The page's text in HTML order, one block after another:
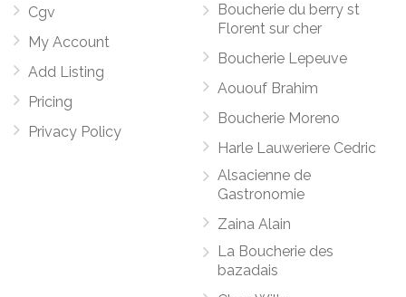
Cgv
My Account
Add Listing
Pricing
Privacy Policy
Boucherie du berry st
Florent sur cher
Boucherie Lepeuve
Aououf Brahim
Boucherie Moreno
Harle Lauweriere Cedric
Alsacienne de
Gastronomie
Zaina Alain
La Boucherie des
bazadais